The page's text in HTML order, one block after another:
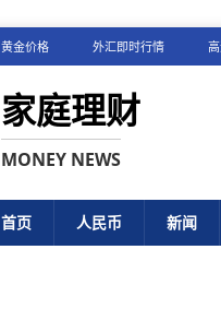
黄金价格 外汇即时行情
家庭理财
MONEY NEWS
首页 人民币 新闻